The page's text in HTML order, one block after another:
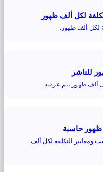
لكل ألف ظهور
لكل ألف ظهور.
للناشر
ألف ظهور يتم عرضه.
ظهور حاسبة
ومعايير التكلفة لكل ألف